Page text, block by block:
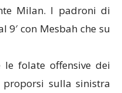
Milan. I padroni di
con Mesbah che su
le folate offensive dei
sulla sinistra